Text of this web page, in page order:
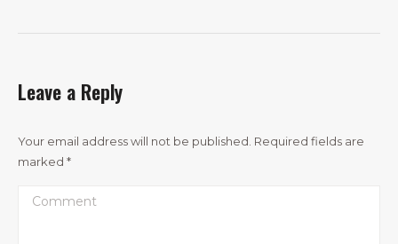
Leave a Reply
Your email address will not be published. Required fields are
marked *
Comment